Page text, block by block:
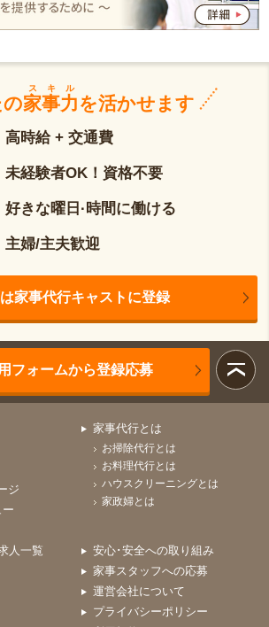
家事力
スキル
を活かせます
高時給 + 交通費
未経験者OK！資格不要
好きな曜日·時間に働ける
主婦/主夫歓迎
家事代行キャストに登録
フォームから登録応募
ジ
家事代行とは
お掃除代行とは
お料理代行とは
ハウスクリーニングとは
家政婦とは
人一覧
安心･安全への取り組み
家事スタッフへの応募
運営会社について
プライバシーポリシー